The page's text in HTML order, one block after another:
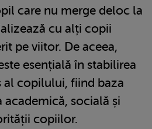
care nu merge deloc la
cu alți copii
pe viitor. De aceea,
esențială în stabilirea
al copilului, fiind baza
socială și
copiilor.